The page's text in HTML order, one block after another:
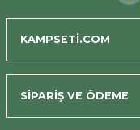
KAMPSETİ.COM
SİPARİŞ VE ÖDEME